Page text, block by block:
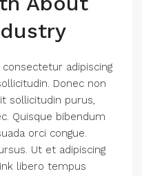
adipiscing
Donec non
sollicitudin purus,
Quisque bibendum
orci congue.
Ut et adipiscing
libero tempus